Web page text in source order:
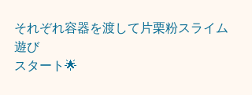
それぞれ容器を渡して片栗粉スライム
遊び
スタート🌟